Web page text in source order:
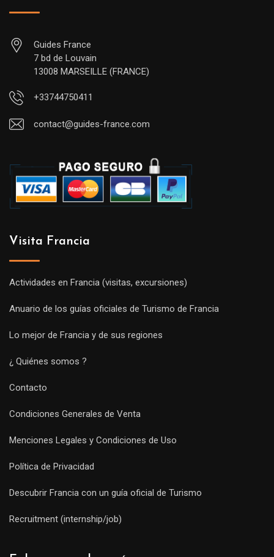
Guides France
7 bd de Louvain
13008 MARSEILLE (FRANCE)
+33744750411
contact@guides-france.com
Visita Francia
Actividades en Francia (visitas, excursiones)
Anuario de los guías oficiales de Turismo de Francia
Lo mejor de Francia y de sus regiones
¿ Quiénes somos ?
Contacto
Condiciones Generales de Venta
Menciones Legales y Condiciones de Uso
Política de Privacidad
Descubrir Francia con un guía oficial de Turismo
Recruitment (internship/job)